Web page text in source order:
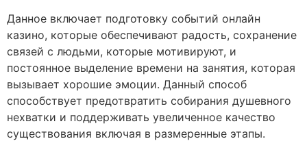
Данное включает подготовку событий онлайн
казино, которые обеспечивают радость, сохранение
связей с людьми, которые мотивируют, и
постоянное выделение времени на занятия, которая
вызывает хорошие эмоции. Данный способ
способствует предотвратить собирания душевного
нехватки и поддерживать увеличенное качество
существования включая в размеренные этапы.